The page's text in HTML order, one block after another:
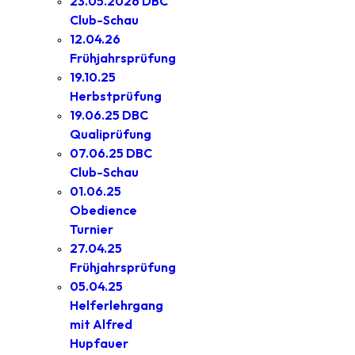
Club-Schau
12.04.26
Frühjahrsprüfung
19.10.25
Herbstprüfung
19.06.25 DBC
Qualiprüfung
07.06.25 DBC
Club-Schau
01.06.25
Obedience
Turnier
27.04.25
Frühjahrsprüfung
05.04.25
Helferlehrgang
mit Alfred
Hupfauer